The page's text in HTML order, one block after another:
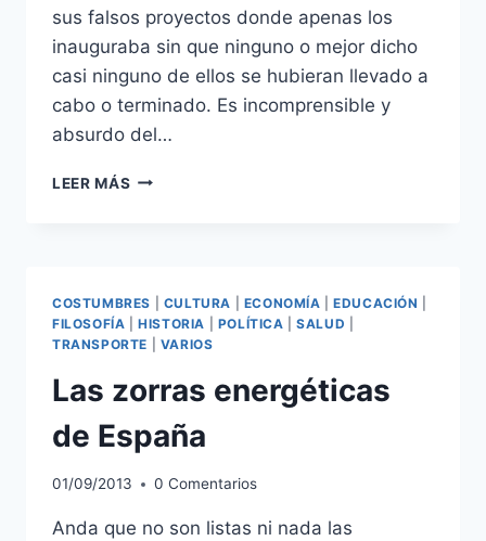
sus falsos proyectos donde apenas los
inauguraba sin que ninguno o mejor dicho
casi ninguno de ellos se hubieran llevado a
cabo o terminado. Es incomprensible y
absurdo del…
LEER MÁS LIMA:
COSTUMBRES CULTURA ECONOMÍA |EDUCACIÓN
FILOSOFÍA |HISTORIA POLÍTICA |SALUD
TRANSPORTE
VARIOS
Las zorras energéticas
de España
01/09/2013 0 Comentarios
Anda que no son listas ni nada las